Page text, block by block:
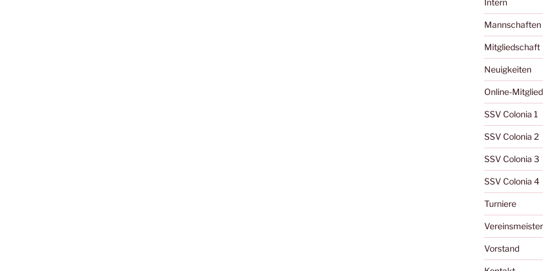
Intern
Mannschaften
Mitgliedschaft
Neuigkeiten
Online-
SSV Colonia 1
SSV Colonia 2
SSV Colonia 3
SSV Colonia 4
Turniere
Vereinsmeister
Vorstand